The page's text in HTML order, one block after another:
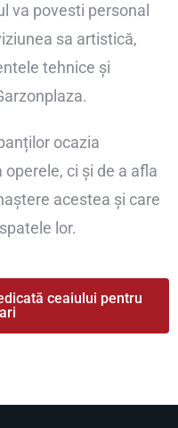
va povesti personal
sa artistică,
tehnice și
ocazia
ci și de a afla
acestea și care
lor.
ceaiului pentru